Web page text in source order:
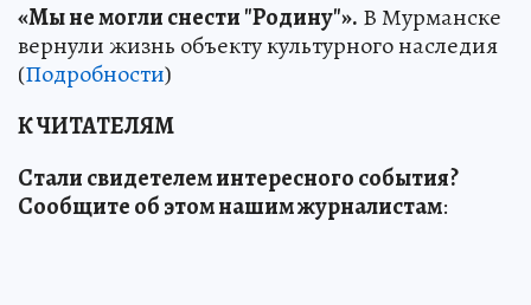
«Мы не могли снести "Родину"». В Мурманске
вернули жизнь объекту культурного наследия
(Подробности)
К ЧИТАТЕЛЯМ
Стали свидетелем интересного события?
Сообщите об этом нашим журналистам: